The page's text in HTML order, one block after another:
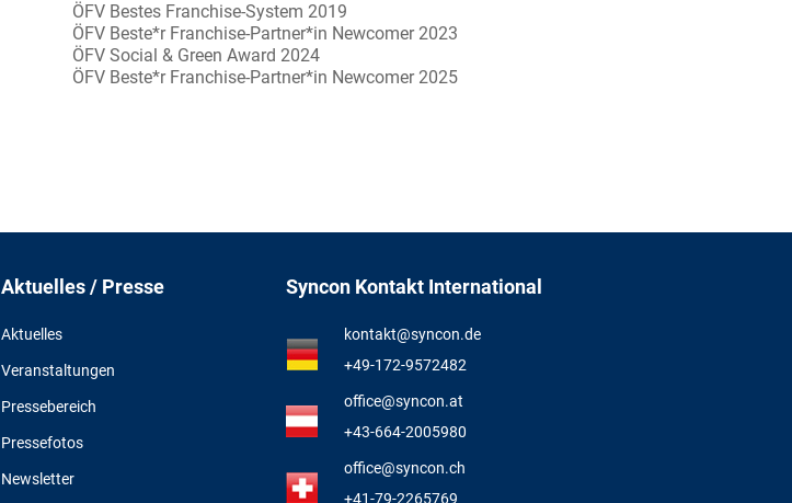
ÖFV Bestes Franchise-System 2019
ÖFV Beste*r Franchise-Partner*in Newcomer 2023
ÖFV Social & Green Award 2024
ÖFV Beste*r Franchise-Partner*in Newcomer 2025
Aktuelles / Presse
Aktuelles
Veranstaltungen
Pressebereich
Pressefotos
Newsletter
Syncon Kontakt International
kontakt@syncon.de
+49-172-9572482
office@syncon.at
+43-664-2005980
office@syncon.ch
+41-79-2265769